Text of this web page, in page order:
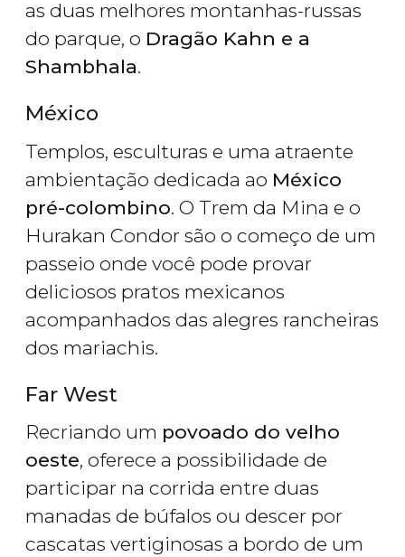
as duas melhores montanhas-russas
do parque, o Dragão Kahn e a
Shambhala.
México
Templos, esculturas e uma atraente
ambientação dedicada ao México
pré-colombino. O Trem da Mina e o
Hurakan Condor são o começo de um
passeio onde você pode provar
deliciosos pratos mexicanos
acompanhados das alegres rancheiras
dos mariachis.
Far West
Recriando um povoado do velho
oeste, oferece a possibilidade de
participar na corrida entre duas
manadas de búfalos ou descer por
cascatas vertiginosas a bordo de um